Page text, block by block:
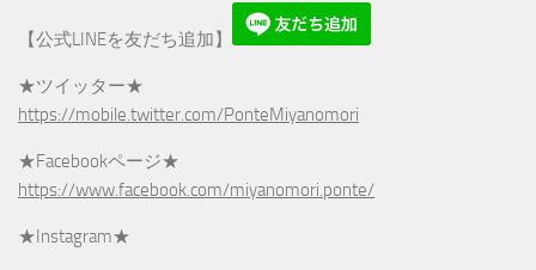
【公式LINEを友だち追加】
★ツイッター★
https://mobile.twitter.com/PonteMiyanomori
★Facebookページ★
https://www.facebook.com/miyanomori.ponte/
★Instagram★